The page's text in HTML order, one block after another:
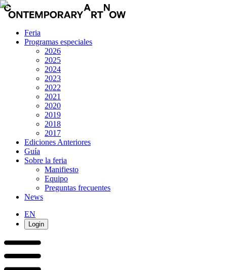
Feria
Programas especiales
2026
2025
2024
2023
2022
2021
2020
2019
2018
2017
Ediciones Anteriores
Guía
Sobre la feria
Manifiesto
Equipo
Preguntas frecuentes
News
EN
Login